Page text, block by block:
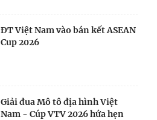
ĐT Việt Nam vào bán kết ASEAN
Cup 2026
Giải đua Mô tô địa hình Việt
Nam - Cúp VTV 2026 hứa hẹn